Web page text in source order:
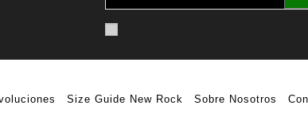
Size Guide New Rock Sobre Nosotros